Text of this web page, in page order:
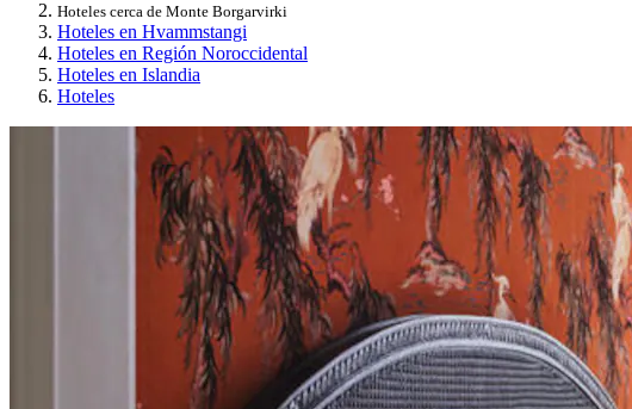
Hoteles cerca de Monte Borgarvirki
Hoteles en Hvammstangi
Hoteles en Región Noroccidental
Hoteles en Islandia
Hoteles